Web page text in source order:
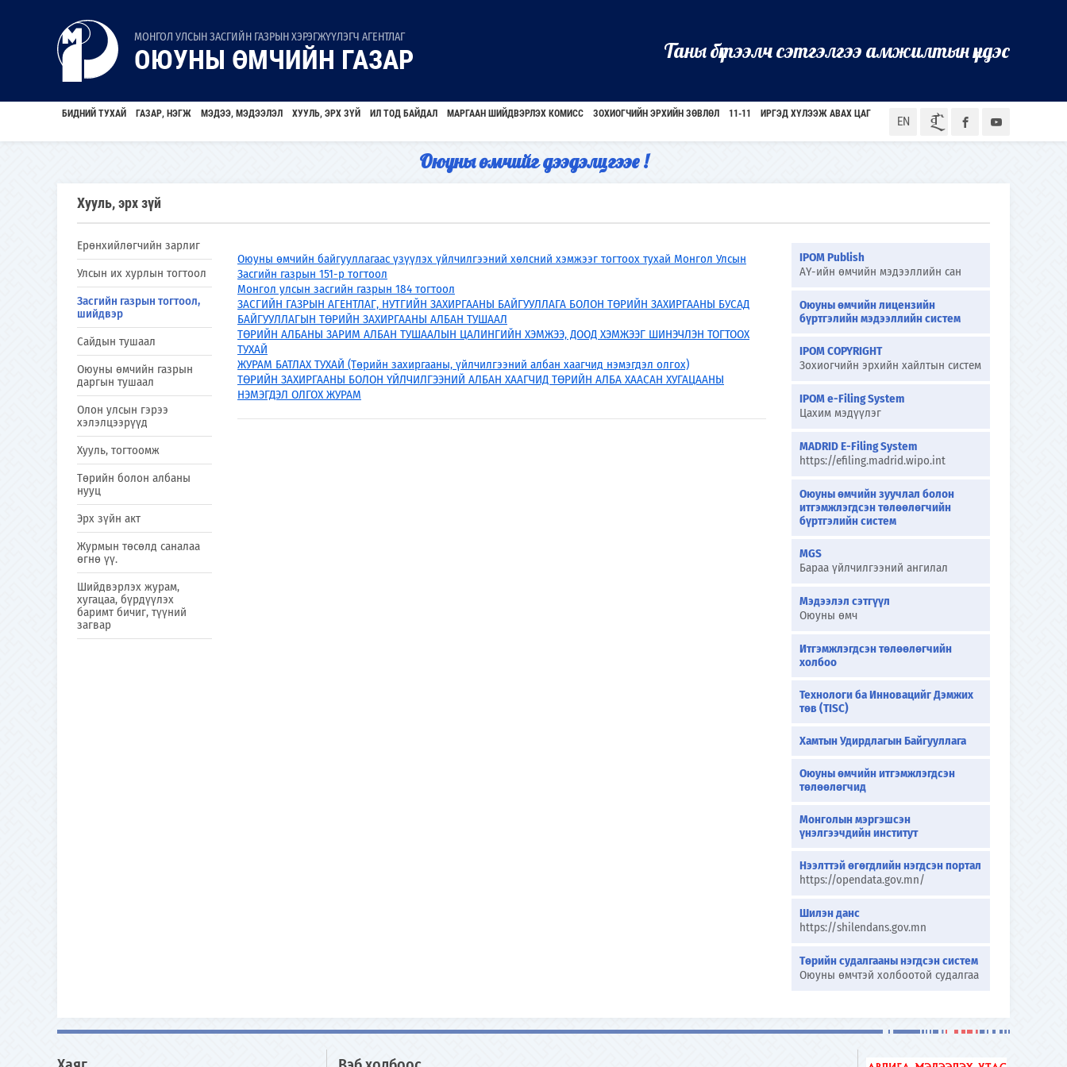
МОНГОЛ УЛСЫН ЗАСГИЙН ГАЗРЫН ХЭРЭГЖҮҮЛЭГЧ АГЕНТЛАГ
ОЮУНЫ ӨМЧИЙН ГАЗАР Таны бүтээлч сэтгэлгээ амжилтын үндэс
EN ᠮᠣᠨ
БИДНИЙ ТУХАЙ ГАЗАР, НЭГЖ МЭДЭЭ, МЭДЭЭЛЭЛ ХУУЛЬ, ЭРХ ЗҮЙ ИЛ ТОД БАЙДАЛ МАРГААН ШИЙДВЭРЛЭХ КОМИСС ЗОХИОГЧИЙН ЭРХИЙН ЗӨВЛӨЛ 11-11 ИРГЭД ХҮЛЭЭЖ АВАХ ЦАГ
Оюуны өмчийг дээдэлцгээе !
Хууль, эрх зүй
Ерөнхийлөгчийн зарлиг
Улсын их хурлын тогтоол
Засгийн газрын тогтоол,
шийдвэр
Сайдын тушаал
Оюуны өмчийн газрын
даргын тушаал
Олон улсын гэрээ
хэлэлцээрүүд
Хууль, тогтоомж
Төрийн болон албаны
нууц
Эрх зүйн акт
Журмын төсөлд саналаа
өгнө үү.
Шийдвэрлэх журам,
хугацаа, бүрдүүлэх
баримт бичиг, түүний
загвар
Оюуны өмчийн байгууллагаас үзүүлэх үйлчилгээний хөлсний хэмжээг тогтоох тухай Монгол Улсын
Засгийн газрын 151-р тогтоол
Монгол улсын засгийн газрын 184 тогтоол
ЗАСГИЙН ГАЗРЫН АГЕНТЛАГ, НУТГИЙН ЗАХИРГААНЫ БАЙГУУЛЛАГА БОЛОН ТӨРИЙН ЗАХИРГААНЫ БУСАД
БАЙГУУЛЛАГЫН ТӨРИЙН ЗАХИРГААНЫ АЛБАН ТУШААЛ
ТӨРИЙН АЛБАНЫ ЗАРИМ АЛБАН ТУШААЛЫН ЦАЛИНГИЙН ХЭМЖЭЭ, ДООД ХЭМЖЭЭГ ШИНЭЧЛЭН ТОГТООХ
ТУХАЙ
ЖУРАМ БАТЛАХ ТУХАЙ (Төрийн захиргааны, үйлчилгээний албан хаагчид нэмэгдэл олгох)
ТӨРИЙН ЗАХИРГААНЫ БОЛОН ҮЙЛЧИЛГЭЭНИЙ АЛБАН ХААГЧИД ТӨРИЙН АЛБА ХААСАН ХУГАЦААНЫ
НЭМЭГДЭЛ ОЛГОХ ЖУРАМ
IPOM Publish
АҮ-ийн өмчийн мэдээллийн сан
Оюуны өмчийн лицензийн
бүртгэлийн мэдээллийн систем
IPOM COPYRIGHT
Зохиогчийн эрхийн хайлтын систем
IPOM e-Filing System
Цахим мэдүүлэг
MADRID E-Filing System
https://efiling.madrid.wipo.int
Оюуны өмчийн зуучлал болон
итгэмжлэгдсэн төлөөлөгчийн
бүртгэлийн систем
MGS
Бараа үйлчилгээний ангилал
Мэдээлэл сэтгүүл
Оюуны өмч
Итгэмжлэгдсэн төлөөлөгчийн
холбоо
Технологи ба Инновацийг Дэмжих
төв (TISC)
Хамтын Удирдлагын Байгууллага
Оюуны өмчийн итгэмжлэгдсэн
төлөөлөгчид
Монголын мэргэшсэн
үнэлгээчдийн институт
Нээлттэй өгөгдлийн нэгдсэн портал
https://opendata.gov.mn/
Шилэн данс
https://shilendans.gov.mn
Төрийн судалгааны нэгдсэн систем
Оюуны өмчтэй холбоотой судалгаа